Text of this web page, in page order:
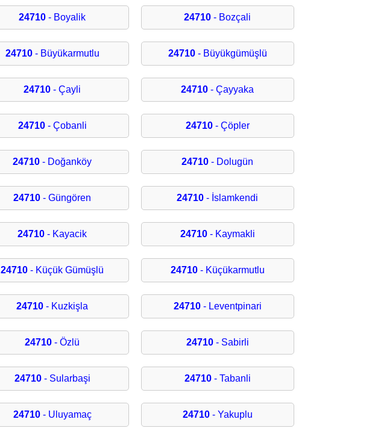
24710 - Boyalik 24710 - Bozçali
24710- Büyükarmutlu 24710- Büyükgümüşlü
24710 - Çayli 24710 - Çayyaka
24710- Çobanli 24710- Çöpler
24710 - Doğanköy 24710 - Dolugün
24710 - Güngören 24710 - İslamkendi
24710 - Kayacik 24710- Kaymakli
24710 - Küçük Gümüşlü 24710- Küçükarmutlu
24710 - Kuzkişla 24710- Leventpinari
24710 - Özlü 24710- Sabirli
24710- Sularbaşi 24710- Tabanli
24710- Uluyamaç 24710- Yakuplu